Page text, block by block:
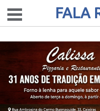
FALA